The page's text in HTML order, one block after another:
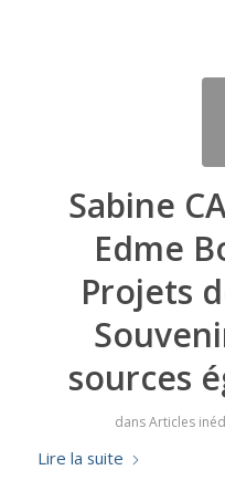
Sabine
Edme
Projets
sources
dansArticles
Lire la suite